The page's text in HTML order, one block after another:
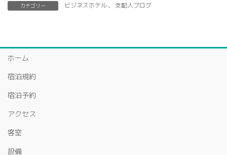
カテゴリー ビジネスホテル、 支配人ブログ
ホーム
宿泊規約
宿泊予約
アクセス
客室
設備